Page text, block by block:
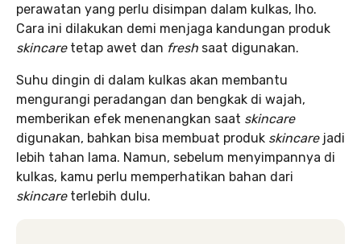
perawatan yang perlu disimpan dalam kulkas, lho.
Cara ini dilakukan demi menjaga kandungan produk
skincare tetap awet dan fresh saat digunakan.
Suhu dingin di dalam kulkas akan membantu
mengurangi peradangan dan bengkak di wajah,
memberikan efek menenangkan saat skincare
digunakan, bahkan bisa membuat produk skincare jadi
lebih tahan lama. Namun, sebelum menyimpannya di
kulkas, kamu perlu memperhatikan bahan dari
skincareterlebih dulu.